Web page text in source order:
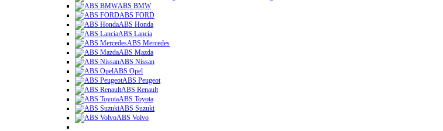
ABS BMW
ABS FORD
ABS Honda
ABS Lancia
ABS Mercedes
ABS Mazda
ABS Nissan
ABS Opel
ABS Peugeot
ABS Renault
ABS Toyota
ABS Suzuki
ABS Volvo